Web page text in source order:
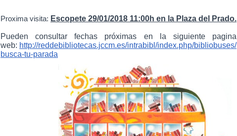
Proxima visita: Escopete 29/01/2018 11:00h en la Plaza del Prado.
Pueden consultar fechas próximas en la siguiente pagina
web: http://reddebibliotecas.jccm.es/intrabibl/index.php/bibliobuses/
busca-tu-parada